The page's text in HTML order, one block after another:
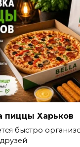
пиццы Харьков
быстро